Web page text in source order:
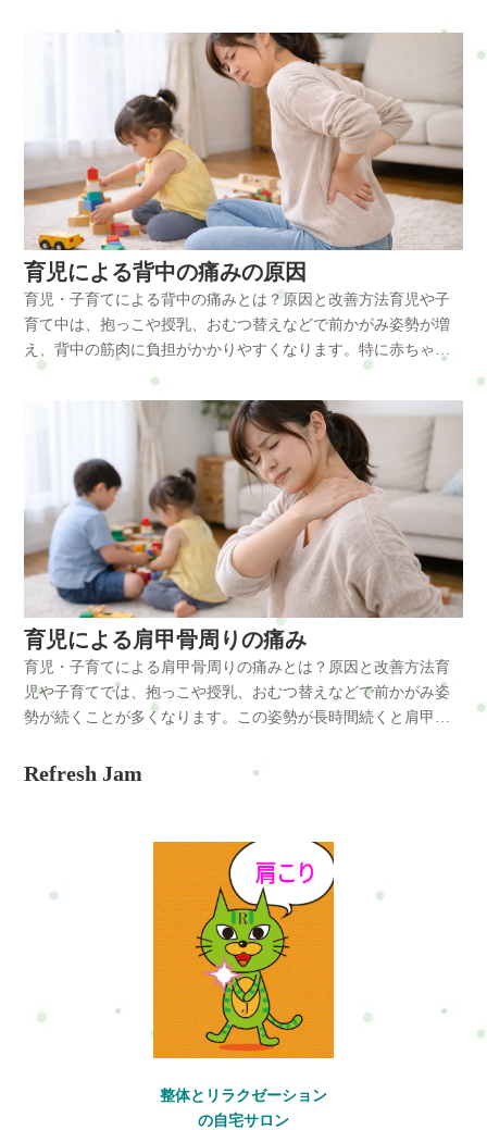
ケースが多くあります。頭痛が続くことで気分も落ち込みやす
くなり、体だけでなく心にも余裕がなくなりやすい点には注意
が必要です。改善方法 育児による頭痛を和らげるには、日常生
活の中で首や肩に負担をためこまない工夫が大切です。・抱っ
この際は片側だけに偏らないようにする・授乳時はクッション
を使い前かがみを減らす・深呼吸をして肩の力を抜く時間をつ
くる・1日数回、首や胸の前を軽く伸ばす・スマホを見る位置を
少し高くする・短時間でも座って休む時間を確保するおすすめ
のセルフケアは、胸の前を開くストレッチと肩甲骨まわりを動
かす運動です。小胸筋が硬くなると巻き肩が強まり、首への負
担が増えるため、胸を広げる意識はとても重要です。また、首
だけを無理に回すよりも、肩をすくめて下ろす動作や、肩甲骨
をゆっくり寄せる動作のほうが負担を減らしやすいこともあり
ます。育児中は完璧なセルフケアよりも、1回1分でも続けられ
るケアを習慣にすることが改善の近道です。整体で出来ること
整体では、育児で負担が集中しやすい首・肩・背中・骨盤まわ
りのバランスを整え、筋肉の緊張をやわらげていきます。特に
僧帽筋、肩甲挙筋、小胸筋などの硬さが強い場合は、姿勢全体
を見ながら調整することで頭痛の出にくい状態を目指します。
また、頭痛がある方は肩だけをほぐせばよいわけではありませ
ん。呼吸の浅さ、胸郭の動き、骨盤の傾きなども影響するた
め、全身のつながりを見て施術することが大切です。育児中の
方は自分の体のケアを後回しにしやすいですが、体の負担を整
えることは、毎日の育児を少しでも楽に続けるために大切なケ
アです。横浜や戸塚、戸塚区で育児による頭痛や肩こり、首こ
りに悩んでいる方は、我慢しすぎる前に体の状態を見直してみ
ることがおすすめです。横浜市戸塚区で体の不調にお悩みの方
は、整体・自宅サロンRefresh Jamへお気軽にご相談ください。
肩こりや腰痛など日常生活で起こりやすい不調のケアを通し
ートしています。よくある質問 Q: 育児中の頭痛は肩こりが原因
頭部からこめかみにかけて頭痛が出やすくなります。ただし睡
眠不足や自律神経の乱れも重なるため、複数の要因を考えるこ
とが大切です。Q: 子育てによる頭痛はストレッチで改善できま
すか？A：軽い頭痛であれば、胸の前を開くストレッチや肩甲骨
を動かす体操で楽になることがあります。前かがみ姿勢による
筋肉の緊張が原因の場合は特に有効です。ただし無理に首を強
く回したり伸ばしたりすると悪化することもあるため、やさし
く行うことが大切です。Q: 整体は育児中の頭痛にも向いていま
すか？A：育児中の頭痛は、首や肩だけでなく背中や骨盤のバラ
場合があります。慢性的な肩こりや姿勢の崩れがある方は、日
放置するとどうなる 首のコリや痛みを我慢しながら育児を続け
ていると、次のような症状につながることがあります。・慢性
的な肩こり・頭痛・背中の張り・腕のだるさ・集中力の低下・
自律神経の乱れ特に睡眠不足が続く育児中は、体の回復が追い
つかず、コリや痛みが慢性化しやすくなります。改善方法 育児
中の首の負担を減らすには、日常生活の姿勢や体の使い方を少
し工夫することが大切です。・抱っこは左右を交互に使う・授
乳時はクッションを使う・スマホを見る位置を少し高くする・
肩甲骨を軽く動かす体操を行う・胸の前を伸ばすストレッチ・
短時間でも体を休める首だけを強く回すストレッチは逆に負担
になることもあるため、肩甲骨や胸まわりを動かすセルフケア
がおすすめです。胸を開くストレッチや肩甲骨を動かす運動
は、首の負担を減らすセルフケアとして効果的です。整体で出
来ること 整体では、首や肩の筋肉の緊張をやわらげながら、姿
勢のバランスを整えていきます。育児による首こりは、首だけ
ではなく背中や骨盤のバランスも関係することが多いため、全
身の状態を見ながら施術を行うことが大切です。僧帽筋や肩甲
挙筋、小胸筋の緊張を緩めることで首の動きが改善し、負担の
かかりにくい姿勢に整えていきます。育児中は自分の体のケア
を後回しにしやすいですが、体を整えることで日常の育児も少
し楽になります。横浜や戸塚、戸塚区で育児による首の痛みや
コリに悩んでいる方は、無理を続ける前に体の状態を見直して
みることも大切です。横浜市戸塚区で体の不調にお悩みの方
は、整体・自宅サロンRefresh Jamへお気軽にご相談ください。
肩こりや腰痛など日常生活で起こりやすい不調のケアを通し
て、今の生活や仕事を続けられるカラダとココロづくりをサポ
ートしています。よくある質問Q: 育児中の首こりはよくあるこ
とですか？A：はい、抱っこや授乳などで前かがみ姿勢が増える
続くと筋肉の回復が追いつかず、コリが強くなることがありま
ことがあります。蒸しタオルや入浴で首や肩を温めるのがおす
すめです。Q: 育児中でも整体を受けても大丈夫ですか？A：体
調に問題がなければ施術を受けることは可能です。育児による
首や肩の負担を整えることで、日常生活の体の動きが楽になる
ことがあります。まとめ 育児や子育てによる首の痛みやコリ
は、抱っこや授乳などの前かがみ姿勢、睡眠不足、精神的緊張
などが重なることで起こりやすくなります。首や肩の筋肉、と
くに僧帽筋や肩甲挙筋、小胸筋の緊張が強くなると血流が低下
し、痛みやコリが慢性化することがあります。日常の姿勢を見
入れることで負担を減らすことができます。横浜・戸塚・戸塚
区で育児による体の不調に悩んでいる方は、早めのケアを意識
ス特に抱っこは腕の力だけでなく、肩から背中の筋肉で赤ちゃ
んの体重を支えるため、僧帽筋や肩甲挙筋が常に働く状態にな
ります。また、授乳姿勢では背中が丸まりやすく、小胸筋が縮
むことで巻き肩になりやすくなります。前かがみ姿勢が続くと
肩甲骨の動きが悪くなり、肩周囲の血流が低下して肩こりが起
こりやすくなります。体に起こる変化 肩こりが続くと肩だけで
なく、体全体に影響が広がることがあります。まず、肩の筋肉
が硬くなると血流が低下し、疲労物質が溜まりやすくなりま
す。その結果、肩の重だるさや痛みだけでなく、首こりや頭痛
につながることもあります。さらに、小胸筋の緊張によって肩
が前に出る巻き肩姿勢になると、胸郭出口付近が圧迫され、肩
や腕のだるさ、手のしびれを感じる場合もあります。肩こりは
肩だけの問題ではなく、首や背中、姿勢全体のバランスの崩れ
と深く関係しています。放置するとどうなる 肩こりを我慢した
まま育児を続けると、次のような不調につながることがありま
す。・首こり・頭痛・背中の張り・腕のだるさ・集中力の低
下・自律神経の乱れ育児中は休息時間が少ないため、筋肉の疲
労が回復しないまま負担が蓄積し、肩こりが慢性化しやすくな
ります。改善方法 育児中の肩こりを改善するには、日常生活の
中で肩や背中の負担を減らす工夫が大切です。・抱っこは左右
交互に行う・授乳時はクッションを使用する・肩甲骨を動かす
ストレッチ・胸の前を伸ばすストレッチ・スマホを見る位置を
高くする・短時間でも休息を取る特に肩甲骨を動かす運動は、
肩周囲の血流を改善しやすく、肩こりの予防にも効果的です。
肩甲骨を動かす習慣を作ることは、育児による肩こりを軽減す
る重要なポイントです。整体で出来ること 整体では、肩や首、
背中の筋肉の緊張をやわらげながら姿勢のバランスを整えてい
きます。育児による肩こりは肩だけでなく、背中や骨盤のバラ
行います。僧帽筋や肩甲挙筋、小胸筋などの緊張を緩めること
が、体を整えることで日常生活の動きが楽になります。横浜や
戸塚、戸塚区で育児による肩こりや体の不調に悩んでいる方
は、無理を続ける前に体の状態を見直してみることも大切で
す。横浜市戸塚区で体の不調にお悩みの方は、整体・自宅サロ
ンRefresh Jamへお気軽にご相談ください。肩こりや腰痛など日
常生活で起こりやすい不調のケアを通して、今の生活や仕事を
続けられるカラダとココロづくりをサポートしています。よく
ある質問Q: 育児中はなぜ肩こりが起こりやすいのですか？A：
抱っこや授乳などで肩や背中の筋肉が長時間働き続けるためで
労が回復しにくくなります。Q: 肩こりはストレッチで改善しま
すか？A：肩甲骨を動かすストレッチや胸を開くストレッチは、
えるほど腰への負担も大きくなります。育児による腰痛は「抱
っこ動作」「前かがみ姿勢」「筋肉の疲労」が重なって起こる
ことが多い体の不調です。育児・子育てによる腰痛とは育児中
の腰痛は、腰の筋肉や骨盤周辺の筋肉に負担がかかり続けるこ
とで起こります。赤ちゃんのお世話では床や低い位置での作業
が多く、中腰姿勢が続くことが大きな原因になります。また、
子どもを抱き上げるときに腰だけで持ち上げる動作を繰り返す
と、腰椎周囲の筋肉が緊張しやすくなります。特に育児では
「急に抱き上げる」「片側で抱っこする」などの動作が多く、
腰のバランスが崩れやすくなります。主な原因育児中の腰痛に
は、次のような原因が関係しています。・抱っこを長時間続け
る・おむつ替えで前かがみになる・子どもを急に持ち上げる・
床での遊びが多い・片側抱っこが続く・睡眠不足による筋肉疲
労・産後の骨盤バランスの変化特に腰痛と関係する筋肉には、
脊柱起立筋や腰方形筋、腸腰筋などがあります。脊柱起立筋は
背骨を支える筋肉で、長時間の前かがみ姿勢で負担がかかりま
す。腰方形筋は腰の左右バランスを支える筋肉で、片側抱っこ
が続くと緊張しやすくなります。腸腰筋は姿勢を安定させる筋
肉で、長時間座る姿勢や前かがみ姿勢で硬くなりやすい筋肉で
す。体に起こる変化育児による腰痛では、腰の筋肉が緊張する
だけでなく骨盤や背骨のバランスにも変化が起こります。前か
がみ姿勢が続くと骨盤が後ろに傾きやすくなり、腰の自然なカ
ーブが失われやすくなります。すると背中や腰の筋肉が常に緊
張し、疲労が抜けにくい状態になります。腰のカーブが崩れる
と、腰だけでなく背中や肩にも負担が広がり、全身の疲れにつ
ながることがあります。さらに、骨盤のバランスが崩れると腰
痛だけでなく次のような不調につながることもあります。・腰
のだるさ・お尻の張り・足の疲れ・背中の張り・姿勢の崩れ・
児による腰痛をそのままにしていると、次のような不調につな
こや中腰姿勢が続く育児では、腰の筋肉が回復する前に負担が
かかり続けてしまいます。その結果、腰痛が慢性化してしまう
こともあります。改善方法育児による腰痛を改善するために
は、腰だけをケアするのではなく姿勢や体の使い方を見直すこ
とが大切です。・抱っこするときは膝を使って持ち上げる・腰
だけで持ち上げない・左右どちらかに偏らないよう抱っこす
る・床ではなく椅子を使う・骨盤を立てて座る・腰を反らしす
ぎない姿勢を意識する・股関節を軽く動かすストレッチを行う
おすすめなのは、腰だけを伸ばすストレッチではなく、股関節
を補おうとするため、腰の負担が増えてしまいます。腰痛の改
育児による背中の痛みの原因
育児・子育てによる背中の痛みとは？原因と改善方法育児や子
育て中は、抱っこや授乳、おむつ替えなどで前かがみ姿勢が増
え、背中の筋肉に負担がかかりやすくなります。特に赤ちゃん
を抱っこする動作では腕を前に出す姿勢になりやすく、背中が
丸くなることで筋肉が緊張しやすくなります。育児による背中
の痛みは、長時間の抱っこや猫背姿勢によって背中の筋肉が疲
労し、血流が低下することで起こりやすくなります。育児・子
育てによる背中の痛みとは育児による背中の痛みは、肩甲骨ま
わりや背中の筋肉に負担が集中することで起こります。特に抱
っこや授乳では、腕を前に出した状態が続くため、背中の筋肉
が常に引っ張られるような状態になります。その結果、背中の
筋肉が緊張し、張りや痛みを感じやすくなります。背中の痛み
は肩こりや首こりとも関係しており、姿勢の崩れによって体全
体に負担が広がることがあります。主な原因育児中の背中の痛
みには、次のような原因があります。・長時間の抱っこ・授乳
で前かがみになる姿勢・おむつ替えで中腰姿勢が続く・床での
育児が多い・スマホを見る時間が増える・睡眠不足による筋肉
疲労背中の痛みと関係する主な筋肉には、僧帽筋、菱形筋、広
や背中の姿勢を支える役割があります。菱形筋は肩甲骨を内側
りやすくなります。体に起こる変化背中の筋肉に負担が続く
と、肩甲骨の動きが悪くなり背中全体が硬くなります。猫背姿
勢が続くと胸が縮み、背中の筋肉が常に伸ばされた状態になり
ます。この状態が続くと、背中の筋肉は疲労しやすくなり、張
りや痛みとして感じるようになります。さらに背中の筋肉が硬
くなると、次のような不調につながることもあります。・肩こ
り・首こり・呼吸が浅くなる・疲れやすさ・頭痛背中の痛みは
姿勢の崩れによって起こることが多く、肩甲骨の動きが重要な
ポイントになります。放置するとどうなる背中の痛みをそのま
ることがあります。・慢性的な背中の張り・肩こり・首こり・
頭痛・姿勢の悪化・疲れやすさ育児中は抱っこや授乳など同じ
育児による肩甲骨周りの痛み
育児・子育てによる肩甲骨周りの痛みとは？原因と改善方法育
児や子育てでは、抱っこや授乳、おむつ替えなどで前かがみ姿
勢が続くことが多くなります。この姿勢が長時間続くと肩甲骨
す。育児による肩甲骨周りの痛みは、猫背姿勢や腕を前に出す
の中央にある骨で、腕や肩の動きに深く関わっています。育児
では赤ちゃんを抱っこしたり、前かがみでお世話をすることが
多いため、肩甲骨が外側に広がりやすくなります。この状態が
続くと肩甲骨を支える筋肉が常に引っ張られ、痛みや張りを感
じやすくなります。肩甲骨の動きが悪くなると、肩こりや背中
の痛み、首こりなどの不調につながることもあります。主な原
因育児中の肩甲骨周りの痛みには、次のような原因が関係して
います。・長時間の抱っこ・授乳で前かがみ姿勢になる・スマ
ホを見る時間が増える・猫背姿勢が続く・肩をすくめるクセ・
には、僧帽筋、菱形筋、小胸筋などがあります。僧帽筋は首か
ら背中に広がる筋肉で、肩や肩甲骨を支える役割があります。
Refresh Jam
整体とリラクゼーション
の自宅サロン